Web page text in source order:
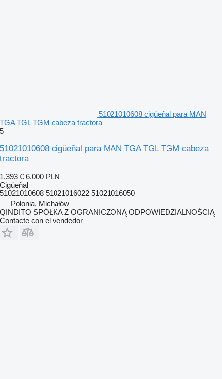
51021010608 cigüeñal para MAN
TGA TGL TGM cabeza tractora
5
51021010608 cigüeñal para MAN TGA TGL TGM cabeza
tractora
1.393 € 6.000 PLN
Cigüeñal
51021010608 51021016022 51021016050
Polonia, Michałów
QINDITO SPÓŁKA Z OGRANICZONĄ ODPOWIEDZIALNOŚCIĄ
Contacte con el vendedor